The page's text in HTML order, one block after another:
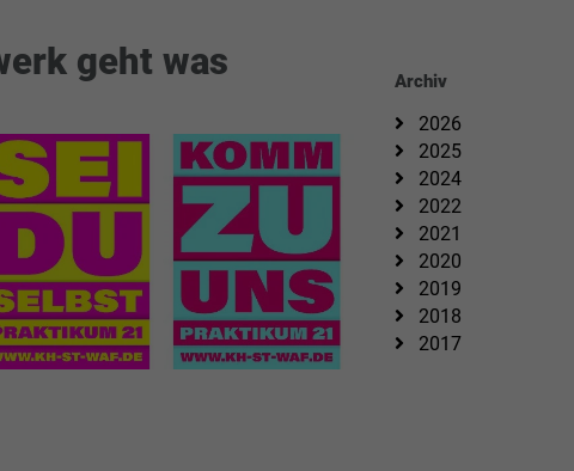
geht was Archiv
2026
2025
2024
2022
2021
2020
2019
2018
2017